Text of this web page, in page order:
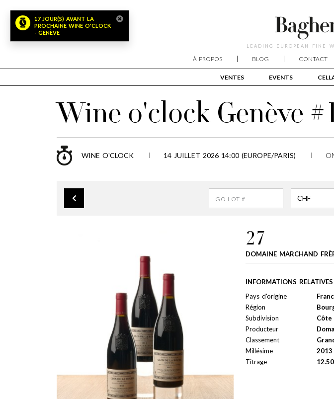
LEADING EUROPEAN FINE
VENTES EVENTS
À PROPOS BLOG CONTACT
17 JOUR(S) AVANT LA
PROCHAINE WINE O'CLOCK
- GENÈVE
Wine o'clock Genève
WINE O'CLOCK 14 JUILLET 2026 14:00 (EUROPE/PARIS)
27
DOMAINE MARCHAND
INFORMATIONS
Pays d'origine
Région
Subdivision
Producteur
Classement
Millésime
2013
Titrage